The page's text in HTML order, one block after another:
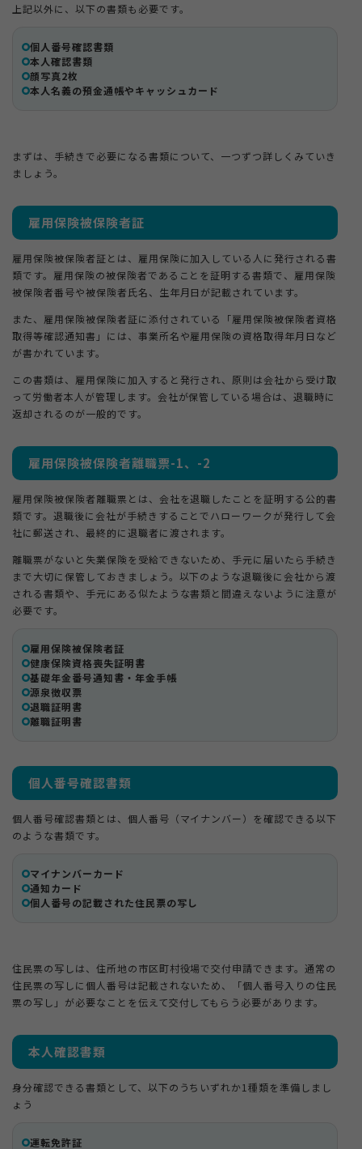
5-1.
5-2.待期期間中にアルバイトはしない
5-3.離職票が届かないときは仮手続きを進めておく
上記以外に、以下の書類も必要です。
個人番号確認書類
本人確認書類
顔写真2枚
本人名義の預金通帳やキャッシュカード
まずは、手続きで必要になる書類について、一つずつ詳しくみていき
ましょう。
雇用保険被保険者証
雇用保険被保険者証とは、雇用保険に加入している人に発行される書
類です。雇用保険の被保険者であることを証明する書類で、雇用保険
被保険者番号や被保険者氏名、生年月日が記載されています。
また、雇用保険被保険者証に添付されている「雇用保険被保険者資格
取得等確認通知書」には、事業所名や雇用保険の資格取得年月日など
が書かれています。
この書類は、雇用保険に加入すると発行され、原則は会社から受け取
って労働者本人が管理します。会社が保管している場合は、退職時に
返却されるのが一般的です。
雇用保険被保険者離職票-1、-2
雇用保険被保険者離職票とは、会社を退職したことを証明する公的書
類です。退職後に会社が手続きすることでハローワークが発行して会
社に郵送され、最終的に退職者に渡されます。
離職票がないと失業保険を受給できないため、手元に届いたら手続き
まで大切に保管しておきましょう。以下のような退職後に会社から渡
される書類や、手元にある似たような書類と間違えないように注意が
必要です。
雇用保険被保険者証
健康保険資格喪失証明書
基礎年金番号通知書・年金手帳
源泉徴収票
退職証明書
離職証明書
個人番号確認書類
個人番号確認書類とは、個人番号（マイナンバー）を確認できる以下
のような書類です。
マイナンバーカード
通知カード
個人番号の記載された住民票の写し
住民票の写しは、住所地の市区町村役場で交付申請できます。通常の
住民票の写しに個人番号は記載されないため、「個人番号入りの住民
票の写し」が必要なことを伝えて交付してもらう必要があります。
本人確認書類
身分確認できる書類として、以下のうちいずれか1種類を準備しまし
ょう
運転免許証